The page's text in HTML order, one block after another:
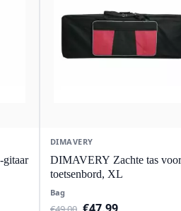
DIMAVERY
DIMAVERY Zachte tas voor
toetsenbord, XL
Bag
Oorspronkelijke
Huidige